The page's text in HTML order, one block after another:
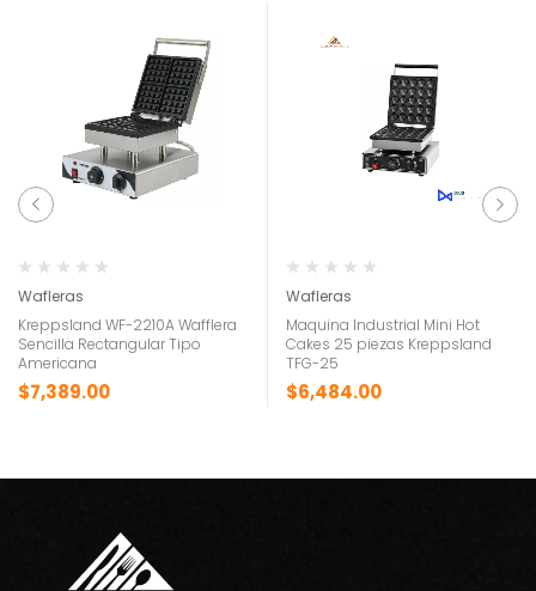
Wafleras
Kreppsland WF-2210A Wafflera
Sencilla Rectangular Tipo
Americana
$7,389.00
Wafleras
Maquina Industrial Mini Hot
Cakes 25 piezas Kreppsland
TFG-25
$6,484.00